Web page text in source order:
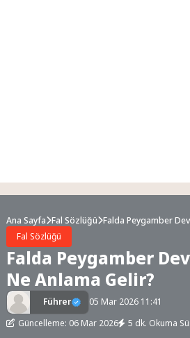
Ana Sayfa Fal Sözlüğü Falda Peygamber
Fal Sözlüğü
Falda Peygamber
Ne Anlama Gelir?
Führer
05 Mar 2026 11:41
Güncelleme: 06 Mar 2026
5 dk. Okuma